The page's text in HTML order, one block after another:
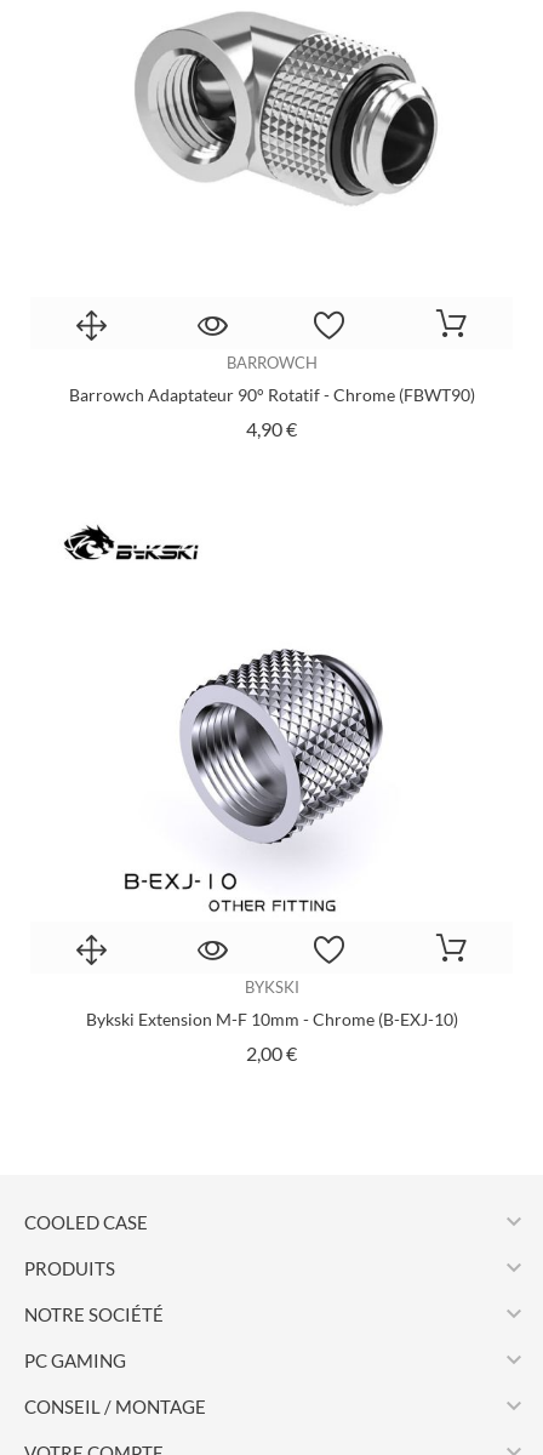
BARROWCH
Barrowch Adaptateur 90° Rotatif - Chrome (FBWT90)
4,90 €Prix
BYKSKI
Bykski Extension M-F 10mm - Chrome (B-EXJ-10)
2,00 €Prix
COOLED CASE 
PRODUITS 
NOTRE SOCIÉTÉ 
PC GAMING 
CONSEIL / MONTAGE 